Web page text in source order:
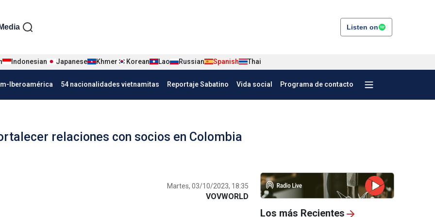
tiếng Tây ban nha
Media Listen on
Indonesian Japanese Khmer Korean Lao Russian Spanish Thai
Iberoamérica 54 nacionalidades vietnamitas Reportaje Sabatino Vida social Programa de contacto
relaciones con socios en Colombia
Martes, 03/10/2023, 18:35
VOVWORLD
Los más Recientes